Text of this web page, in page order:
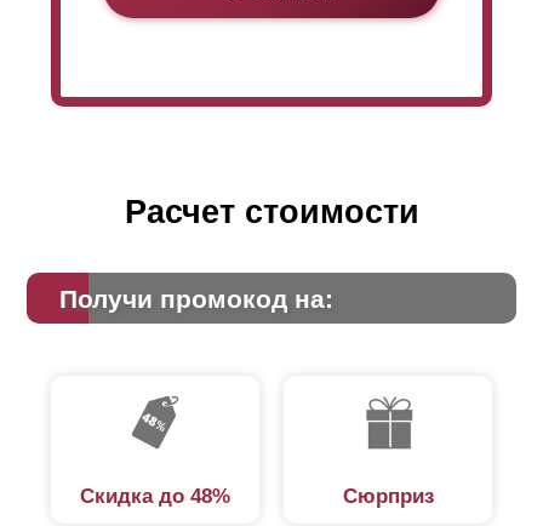
Расчет стоимости
Получи промокод на:
Скидка до 48% Сюрприз